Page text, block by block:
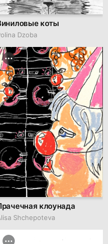
коты
Dzoba
клоунада
Shchepoteva